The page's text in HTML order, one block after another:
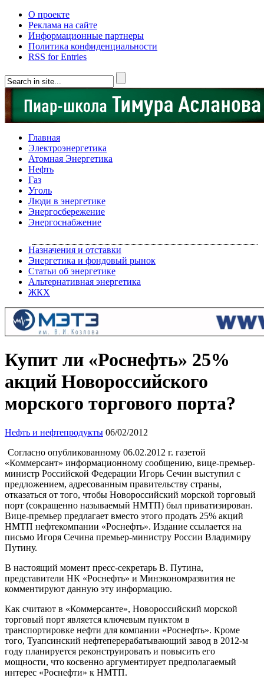
О проекте
Реклама на сайте
Информационные партнеры
Политика конфиденциальности
RSS for Entries
Главная
Электроэнергетика
Атомная Энергетика
Нефть
Газ
Уголь
Люди в энергетике
Энергосбережение
Энергоснабжение
Назначения и отставки
Энергетика и фондовый рынок
Статьи об энергетике
Альтернативная энергетика
ЖКХ
Купит ли «Роснефть» 25%
акций Новороссийского
морского торгового порта?
Нефть и нефтепродукты 06/02/2012
Согласно опубликованному 06.02.2012 г. газетой
«Коммерсант» информационному сообщению, вице-премьер-
министр Российской Федерации Игорь Сечин выступил с
предложением, адресованным правительству страны,
отказаться от того, чтобы Новороссийский морской торговый
порт (сокращенно называемый НМТП) был приватизирован.
Вице-премьер предлагает вместо этого продать 25% акций
НМТП нефтекомпании «Роснефть». Издание ссылается на
письмо Игоря Сечина премьер-министру России Владимиру
Путину.
В настоящий момент пресс-секретарь В. Путина,
представители НК «Роснефть» и Минэкономразвития не
комментируют данную эту информацию.
Как считают в «Коммерсанте», Новороссийский морской
торговый порт является ключевым пунктом в
транспортировке нефти для компании «Роснефть». Кроме
того, Туапсинский нефтеперерабатывающий завод в 2012-м
году планируется реконструировать и повысить его
мощности, что косвенно аргументирует предполагаемый
интерес «Роснефти» к НМТП.